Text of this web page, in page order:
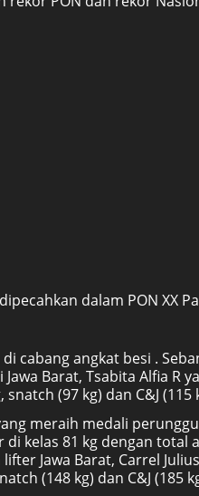
dalam PON XX
cabang angkat besi .
Barat, Tsabita Alfia R
(97 kg) dan C&J (115
meraih medali
kelas 81 kg dengan total
lifter Jawa Barat, Carrel
(148 kg) dan C&J (185